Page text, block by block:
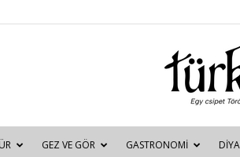
GEZ VE GÖR GASTRONOMI